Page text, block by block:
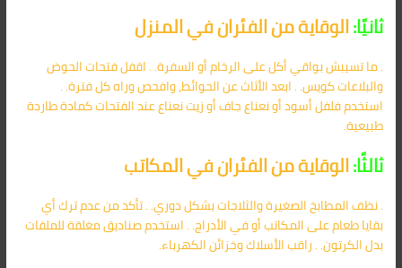
ثانيًا:الوقاية من الفئران في المنزل
. ما تسيبش بواقي أكل على الرخام أو السفرة. . اقفل فتحات الحوض
والبلاعات كويس. . ابعد الأثاث عن الحوائط، وافحص وراه كل فترة. .
استخدم فلفل أسود أو نعناع جاف أو زيت نعناع عند الفتحات كمادة طاردة
طبيعية.
ثالثًا:الوقاية من الفئران في المكاتب
. نظف المطابخ الصغيرة والثلاجات بشكل دوري. . تأكد من عدم ترك أي
بقايا طعام على المكاتب أو في الأدراج. . استخدم صناديق مغلقة للملفات
بدل الكرتون. . راقب الأسلاك وخزائن الكهرباء.